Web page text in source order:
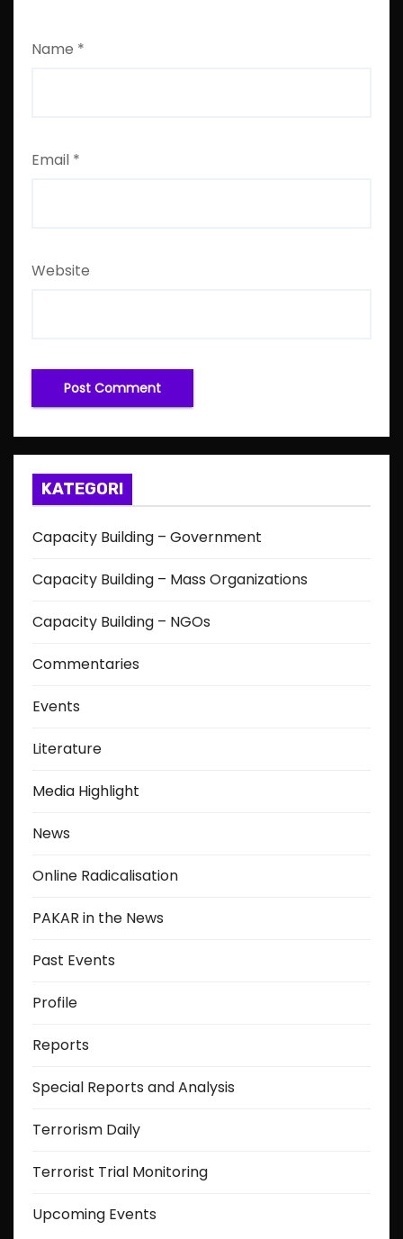
Name *
Email *
Website
KATEGORI
Capacity Building – Government
Capacity Building – Mass Organizations
Capacity Building – NGOs
Commentaries
Events
Literature
Media Highlight
News
Online Radicalisation
PAKAR in the News
Past Events
Profile
Reports
Special Reports and Analysis
Terrorism Daily
Terrorist Trial Monitoring
Upcoming Events